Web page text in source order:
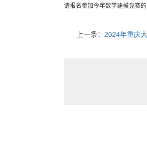
请报名参加今年数学建模竞赛
上一条： 2024年重庆